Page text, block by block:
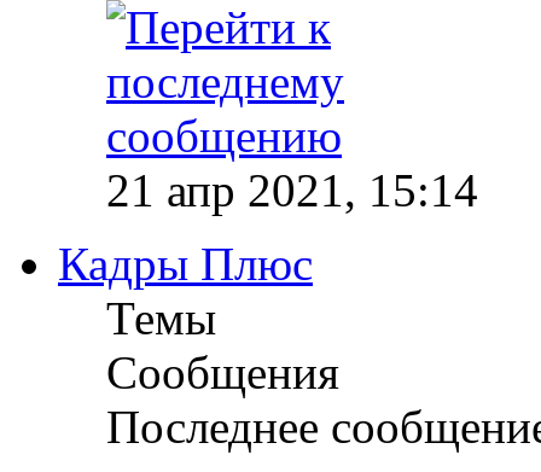
21 апр 2021, 15:14
Кадры Плюс
Темы
Сообщения
Последнее